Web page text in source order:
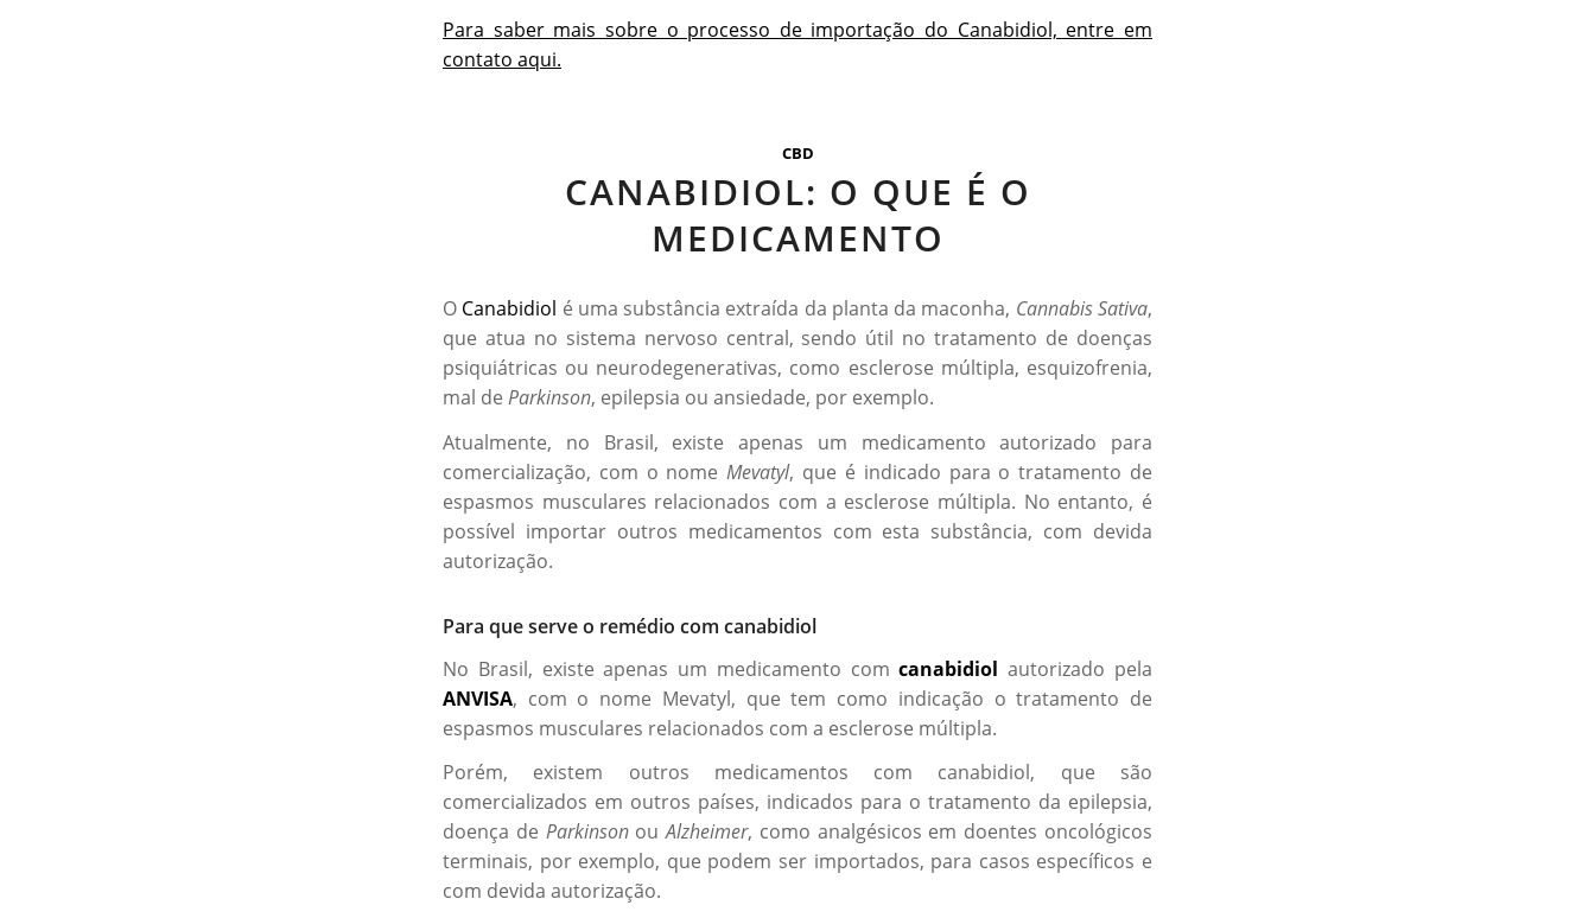
Para saber mais sobre o processo de importação do Canabidiol, entre em
contato aqui.
CBD
CANABIDIOL: O QUE É O
MEDICAMENTO
O Canabidiol é uma substância extraída da planta da maconha, Cannabis Sativa,
que atua no sistema nervoso central, sendo útil no tratamento de doenças
psiquiátricas ou neurodegenerativas, como esclerose múltipla, esquizofrenia,
mal de Parkinson, epilepsia ou ansiedade, por exemplo.
Atualmente, no Brasil, existe apenas um medicamento autorizado para
comercialização, com o nomeMevatyl, que é indicado para o tratamento de
espasmos musculares relacionados com a esclerose múltipla. No entanto, é
possível importar outros medicamentos com esta substância, com devida
autorização.
Para que serve o remédio com canabidiol
No Brasil, existe apenas um medicamento comcanabidiol autorizado pela
ANVISA, com o nome Mevatyl, que tem como indicação o tratamento de
espasmos musculares relacionados com a esclerose múltipla.
Porém, existem outros medicamentos com canabidiol, que são
comercializados em outros países, indicados para o tratamento da epilepsia,
doença de ParkinsonouAlzheimer, como analgésicos em doentes oncológicos
terminais, por exemplo, que podem ser importados, para casos específicos e
com devida autorização.